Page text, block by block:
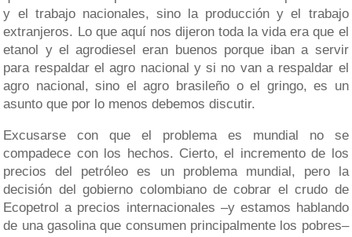
y el trabajo nacionales, sino la producción y el trabajo
extranjeros. Lo que aquí nos dijeron toda la vida era que el
etanol y el agrodiesel eran buenos porque iban a servir
para respaldar el agro nacional y si no van a respaldar el
agro nacional, sino el agro brasileño o el gringo, es un
asunto que por lo menos debemos discutir.
Excusarse con que el problema es mundial no se
compadece con los hechos. Cierto, el incremento de los
precios del petróleo es un problema mundial, pero la
decisión del gobierno colombiano de cobrar el crudo de
Ecopetrol a precios internacionales –y estamos hablando
de una gasolina que consumen principalmente los pobres–